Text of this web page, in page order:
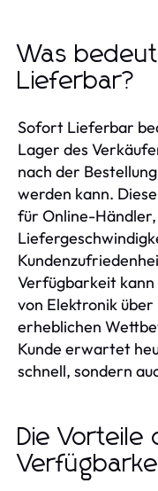
Was
Lieferbar?
Sofort Lieferbar
Lager des
nach der
werden kann.
für Online-
Verfügbarkeit kann
von Elektronik über
erheblichen
Kunde erwartet
schnell, sondern
Die Vorteile